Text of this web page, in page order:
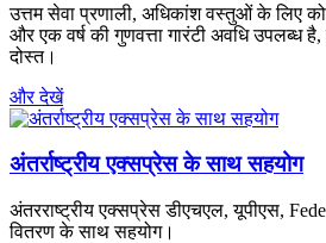
उत्तम सेवा प्रणाली, अधिकांश वस्तुओं के लिए
और एक वर्ष की गुणवत्ता गारंटी अवधि उपलब्ध
दोस्त।
और देखें
अंतर्राष्ट्रीय एक्सप्रेस के साथ सहयोग
अंतरराष्ट्रीय एक्सप्रेस डीएचएल, यूपीएस,
वितरण के साथ सहयोग।